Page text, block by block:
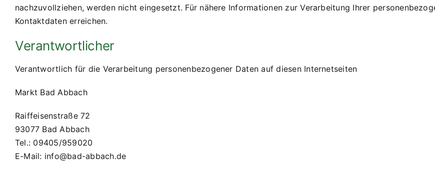
nachzuvollziehen, werden nicht eingesetzt. Für nähere Informationen zur Verarbeitung Ihrer
Kontaktdaten erreichen.
Verantwortlicher
Verantwortlich für die Verarbeitung personenbezogener Daten auf diesen Internetseiten
Markt Bad Abbach
Raiffeisenstraße 72
93077 Bad Abbach
Tel.: 09405/959020
E-Mail: info@bad-abbach.de